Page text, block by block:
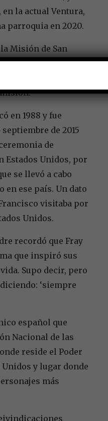
la actual Ventura,
parroquia en 2020.
Misión de San
California), el 28
en 1988 y fue
de 2015
de
Estados Unidos, por
se llevó a cabo
en ese país. Un dato
visitaba por
Unidos.
recordó que Fray
que inspiró sus
Supo decir, pero
‘siempre
español que
Nacional de las
reside el Poder
y lugar donde
más